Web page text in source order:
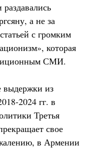
а не за
с громким
которая
СМИ.
выдержки из
2024 гг. в
Третья
свое
в Армении